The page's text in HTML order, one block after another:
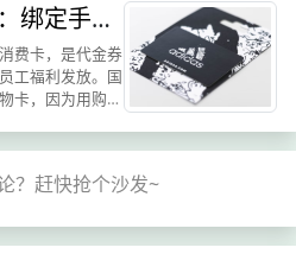
绑定手机
费卡，是代金券
工福利发放。国
卡，因为用购物